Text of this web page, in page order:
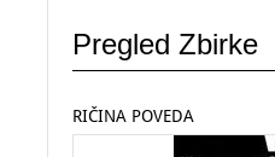
Pregled Zbirke
RIČINA POVEDA